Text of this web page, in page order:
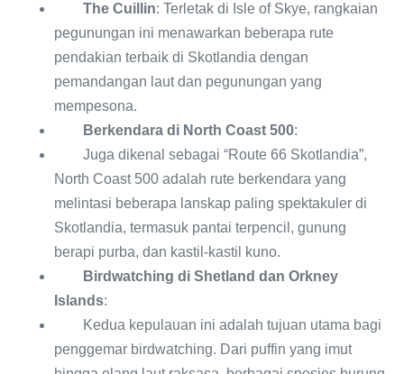
The Cuillin: Terletak di Isle of Skye, rangkaian
pegunungan ini menawarkan beberapa rute
pendakian terbaik di Skotlandia dengan
pemandangan laut dan pegunungan yang
mempesona.
Berkendara di North Coast 500:
Juga dikenal sebagai “Route 66 Skotlandia”,
North Coast 500 adalah rute berkendara yang
melintasi beberapa lanskap paling spektakuler di
Skotlandia, termasuk pantai terpencil, gunung
berapi purba, dan kastil-kastil kuno.
Birdwatching di Shetland dan Orkney
Islands:
Kedua kepulauan ini adalah tujuan utama bagi
penggemar birdwatching. Dari puffin yang imut